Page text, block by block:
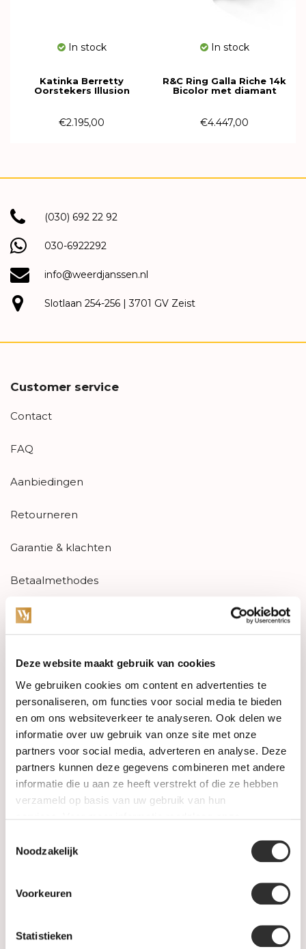
Deze website maakt gebruik van cookies
We gebruiken cookies om content en advertenties te
personaliseren, om functies voor social media te bieden
en om ons websiteverkeer te analyseren. Ook delen we
informatie over uw gebruik van onze site met onze
partners voor social media, adverteren en analyse. Deze
partners kunnen deze gegevens combineren met andere
informatie die u aan ze heeft verstrekt of die ze hebben
verzameld op basis van uw gebruik van hun
Noodzakelijk
Voorkeuren
Statistieken
In stock
Katinka Berretty
Oorstekers Illusion
12OGW005BR
€2.195,00
In stock
R&C Ring Galla Riche 14k
Bicolor met diamant
€4.447,00
(030) 692 22 92
030-6922292
info@weerdjanssen.nl
Slotlaan 254-256 | 3701 GV Zeist
Customer service
Contact
FAQ
Aanbiedingen
Retourneren
Garantie & klachten
Betaalmethodes
Sitemap
Categories
Watches
Jewellery
Wedding rings
PRE-OWNED
Maatwerk